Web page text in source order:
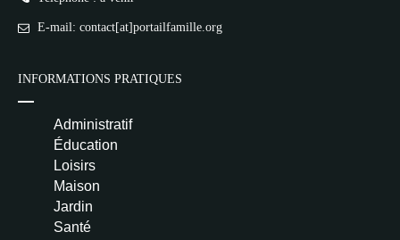
E-mail: contact[at]portailfamille.org
INFORMATIONS PRATIQUES
Administratif
Éducation
Loisirs
Maison
Jardin
Santé